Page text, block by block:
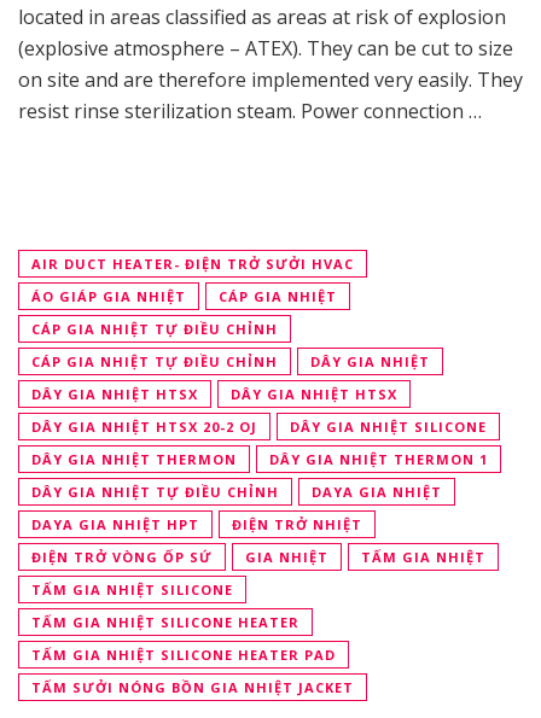
located in areas classified as areas at risk of explosion
(explosive atmosphere – ATEX). They can be cut to size
on site and are therefore implemented very easily. They
resist rinse sterilization steam. Power connection …
AIR DUCT HEATER- ĐIỆN TRỞ SƯỞI HVAC
ÁO GIÁP GIA NHIỆT
CÁP GIA NHIỆT
CÁP GIA NHIỆT TỰ ĐIỀU CHỈNH
CÁP GIA NHIỆT TỰ ĐIỀU CHỈNH
DÂY GIA NHIỆT
DÂY GIA NHIỆT HTSX
DÂY GIA NHIỆT HTSX
DÂY GIA NHIỆT HTSX 20-2 OJ
DÂY GIA NHIỆT SILICONE
DÂY GIA NHIỆT THERMON
DÂY GIA NHIỆT THERMON 1
DÂY GIA NHIỆT TỰ ĐIỀU CHỈNH
DAYA GIA NHIỆT
DAYA GIA NHIỆT HPT
ĐIỆN TRỞ NHIỆT
ĐIỆN TRỞ VÒNG ỐP SỨ
GIA NHIỆT
TẤM GIA NHIỆT
TẤM GIA NHIỆT SILICONE
TẤM GIA NHIỆT SILICONE HEATER
TẤM GIA NHIỆT SILICONE HEATER PAD
TẤM SƯỞI NÓNG BỒN GIA NHIỆT JACKET